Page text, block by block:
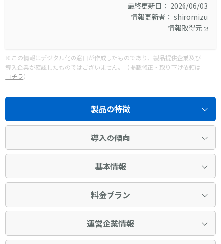
最終更新日： 2026/06/03
情報更新者： shiromizu
情報取得元
※この情報はデジタル化の窓口が作成したものであり、製品提供企業及び
導入企業が確認したものではございません。（掲載修正・取り下げ依頼は
コチラ）
製品の特徴
導入の傾向
基本情報
料金プラン
運営企業情報